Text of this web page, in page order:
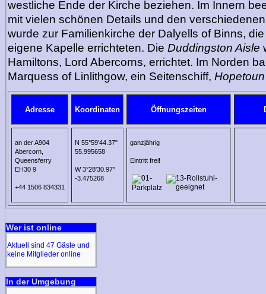
westliche Ende der Kirche beziehen. Im Innern
mit vielen schönen Details und den
wurde zur Familienkirche der Dalyells of Binns,
eigene Kapelle errichteten. Die Duddingston Aisle
Hamiltons, Lord Abercorns, errichtet. Im Norden
Marquess of Linlithgow, ein Seitenschiff,
Adresse Koordinaten Öffnungszeiten
an der A904
Abercorn,
Queensferry
EH30 9
+44 1506 834331
N 55°59'44.37"
55.995658
W 3°28'30.97"
-3.475268
ganzjährig
Eintritt frei!
Wer ist online
Aktuell sind 47 Gäste und
keine Mitglieder online
In der Umgebung